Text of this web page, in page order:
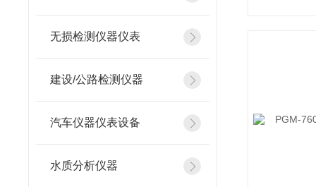
无损检测仪器仪表
建设/公路检测仪器
汽车仪器仪表设备
水质分析仪器